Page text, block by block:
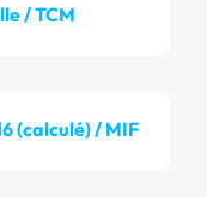
/ TCM
(calculé) / MIF